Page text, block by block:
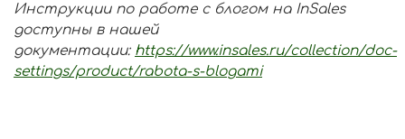
Инструкции по работе с блогом на InSales
доступны в нашей
документации: https://www.insales.ru/collection/doc-
settings/product/rabota-s-blogami